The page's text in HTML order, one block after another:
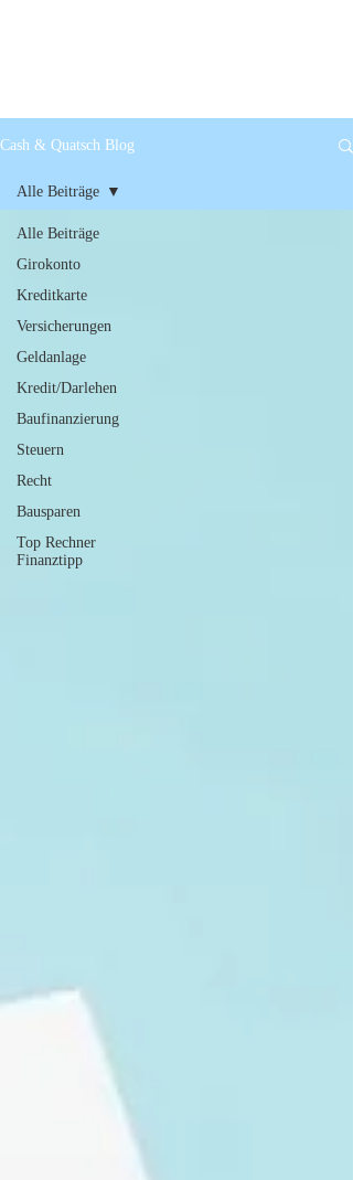
Cash & Quatsch Blog
Alle Beiträge
Girokonto
Kreditkarte
Versicherungen
Geldanlage
Kredit/Darlehen
Baufinanzierung
Steuern
Recht
Bausparen
Top Rechner
Finanztipp
Alle Beiträge